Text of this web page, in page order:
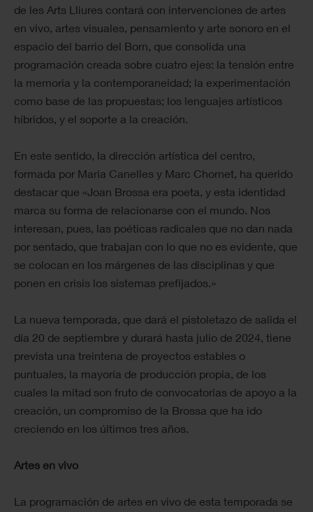
de les Arts Lliures contará con intervenciones de artes
en vivo, artes visuales, pensamiento y arte sonoro en el
espacio del barrio del Born, que consolida una
programación creada sobre cuatro ejes: la tensión entre
la memoria y la contemporaneidad; la experimentación
como base de las propuestas; los lenguajes artísticos
híbridos, y el soporte a la creación.
En este sentido, la dirección artística del centro,
formada por Maria Canelles y Marc Chornet, ha querido
destacar que «Joan Brossa era poeta, y esta identidad
marca su forma de relacionarse con el mundo. Nos
interesan, pues, las poéticas radicales que no dan nada
por sentado, que trabajan con lo que no es evidente, que
se colocan en los márgenes de las disciplinas y que
ponen en crisis los sistemas prefijados.»
La nueva temporada, que dará el pistoletazo de salida el
día 20 de septiembre y durará hasta julio de 2024, tiene
prevista una treintena de proyectos estables o
puntuales, la mayoría de producción propia, de los
cuales la mitad son fruto de convocatorias de apoyo a la
creación, un compromiso de la Brossa que ha ido
creciendo en los últimos tres años.
Artes en vivo
La programación de artes en vivo de esta temporada se